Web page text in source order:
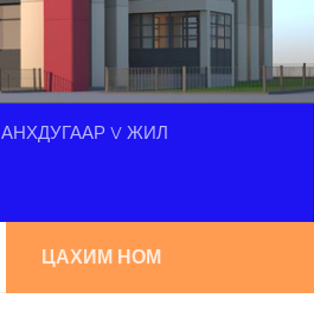
АНХДУГААР V ЖИЛ
ЦАХИМ НОМ